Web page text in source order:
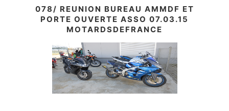
078/ REUNION BUREAU AMMDF ET
PORTE OUVERTE ASSO 07.03.15
MOTARDSDEFRANCE